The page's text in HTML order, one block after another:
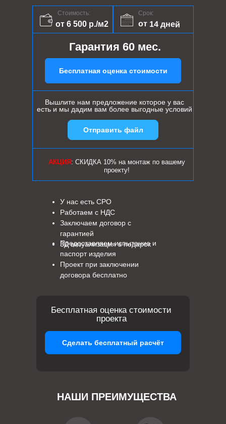
Срок:
от 14 дней
Стоимость:
от 6 500 р./м2
Гарантия 60 мес.
Бесплатная оценка стоимости
Вышлите нам предложение которое у вас
есть и мы дадим вам более выгодные условий
АКЦИЯ : СКИДКА 10% на монтаж по вашему
проекту!
Предоставляем испытание и
паспорт изделия
Проект при заключении
договора бесплатно
У нас есть СРО
Работаем с НДС
Заключаем договор с
гарантией
3Д визуализация в подарок
Отправить файл
НАШИ ПРЕИМУЩЕСТВА
Бесплатная оценка стоимости
проекта
Сделать бесплатный расчёт